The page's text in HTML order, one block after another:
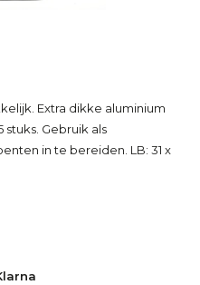
Extra dikke aluminium
Gebruik als
in te bereiden. LB: 31 x